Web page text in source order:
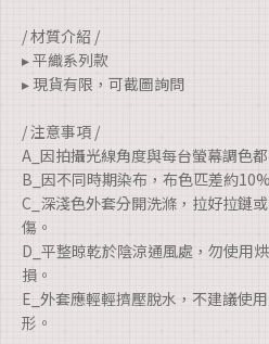
/ 材質介紹 /
▸ 平織系列款
▸ 現貨有限，可截圖詢問
/ 注意事項 /
A_因拍攝光線角度與每台螢幕調色
B_因不同時期染布，布色匹差約
C_深淺色外套分開洗滌，拉好拉鏈
傷。
D_平整晾乾於陰涼通風處，勿使用
損。
E_外套應輕輕擠壓脫水，不建議使
形。